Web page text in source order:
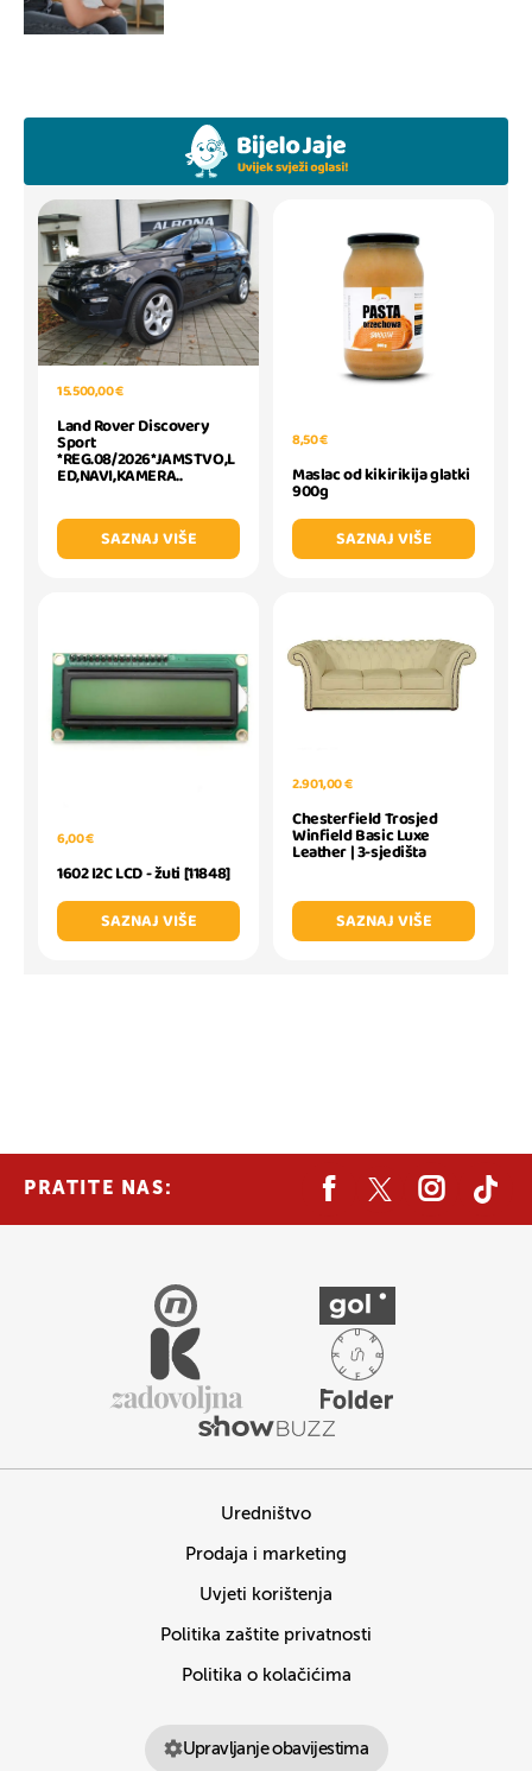
15.500,00 €
Land Rover Discovery
Sport
*REG.08/2026*JAMSTVO,L
ED,NAVI,KAMERA..
SAZNAJ VIŠE
8,50 €
Maslac od kikirikija glatki
900g
SAZNAJ VIŠE
6,00 €
1602 I2C LCD - žuti [11848]
SAZNAJ VIŠE
2.901,00 €
Chesterfield Trosjed
Winfield Basic Luxe
Leather | 3-sjedišta
SAZNAJ VIŠE
PRATITE NAS:
Uredništvo
Prodaja i marketing
Uvjeti korištenja
Politika zaštite privatnosti
Politika o kolačićima
Upravljanje obavijestima